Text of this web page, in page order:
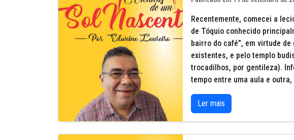
Recentemente, comecei a
de Tóquio conhecido
bairro do café”, em virtude
existentes, e pelo templo
trocadilhos, por gentileza).
tempo entre uma aula e outra,
Ler mais